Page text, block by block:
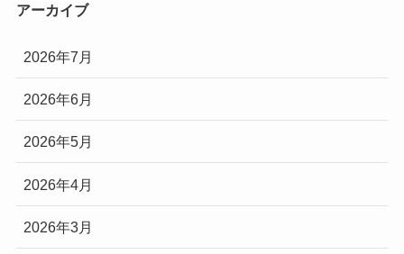
アーカイブ
2026年7月
2026年6月
2026年5月
2026年4月
2026年3月